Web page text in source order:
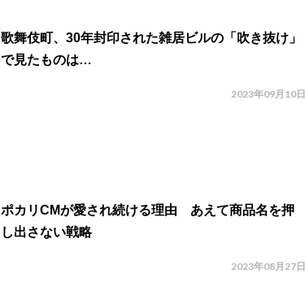
歌舞伎町、30年封印された雑居ビルの「吹き抜け」
で見たものは…
2023年09月10日
ポカリCMが愛され続ける理由 あえて商品名を押
し出さない戦略
2023年08月27日